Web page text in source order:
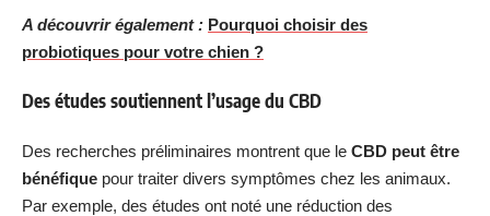
A découvrir également : Pourquoi choisir des
probiotiques pour votre chien ?
Des études soutiennent l’usage du CBD
Des recherches préliminaires montrent que le CBD peut être
bénéfique pour traiter divers symptômes chez les animaux.
Par exemple, des études ont noté une réduction des